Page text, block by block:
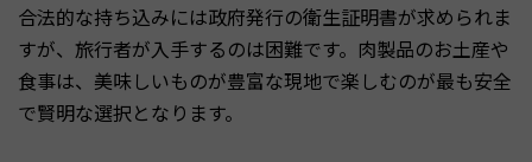
合法的な持ち込みには政府発行の衛生証明書が求められま
すが、旅行者が入手するのは困難です。肉製品のお土産や
食事は、美味しいものが豊富な現地で楽しむのが最も安全
で賢明な選択となります。